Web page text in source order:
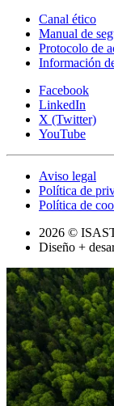
Canal ético
Manual de
Protocolo de
Información
Facebook
LinkedIn
X (Twitter)
YouTube
Aviso legal
Política de
Política de
2026 ©
Diseño +